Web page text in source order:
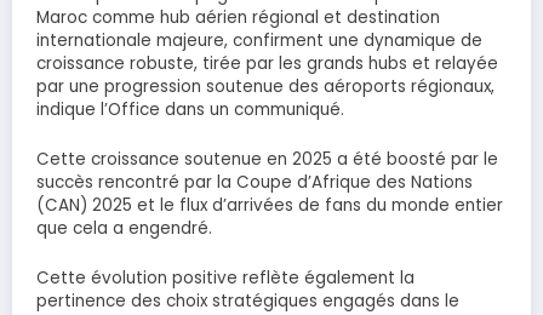
Maroc comme hub aérien régional et destination
internationale majeure, confirment une dynamique de
croissance robuste, tirée par les grands hubs et relayée
par une progression soutenue des aéroports régionaux,
indique l’Office dans un communiqué.
Cette croissance soutenue en 2025 a été boosté par le
succès rencontré par la Coupe d’Afrique des Nations
(CAN) 2025 et le flux d’arrivées de fans du monde entier
que cela a engendré.
Cette évolution positive reflète également la
pertinence des choix stratégiques engagés dans le